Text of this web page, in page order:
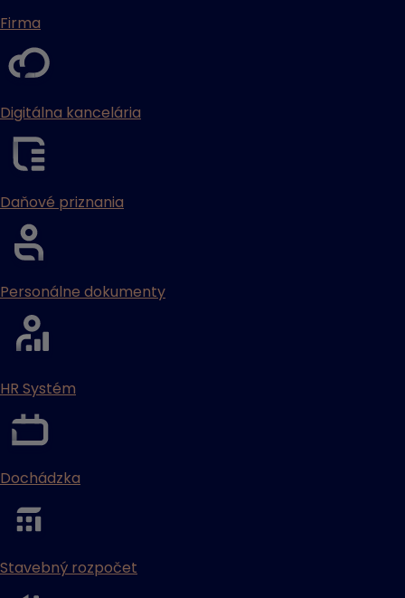
Firma
Digitálna kancelária
Daňové priznania
Personálne dokumenty
HR Systém
Dochádzka
Stavebný rozpočet